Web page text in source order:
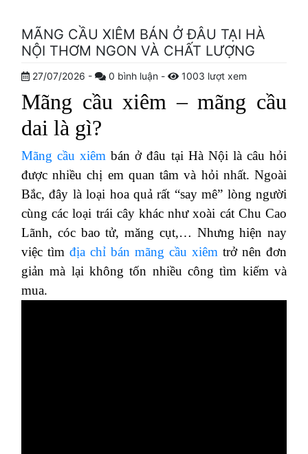
MÃNG CẦU XIÊM BÁN Ở ĐÂU TẠI HÀ
NỘI THƠM NGON VÀ CHẤT LƯỢNG
27/07/2026 - 0 bình luận - 1003 lượt xem
Mãng cầu xiêm – mãng cầu
dai là gì?
Mãng cầu xiêm bán ở đâu tại Hà Nội là câu hỏi
được nhiều chị em quan tâm và hỏi nhất. Ngoài
Bắc, đây là loại hoa quả rất “say mê” lòng người
cùng các loại trái cây khác như xoài cát Chu Cao
Lãnh, cóc bao tử, măng cụt,… Nhưng hiện nay
việc tìm địa chỉ bán mãng cầu xiêm trở nên đơn
giản mà lại không tốn nhiều công tìm kiếm và
mua.